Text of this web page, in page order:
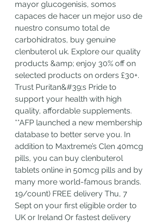
mayor glucogenisis, somos
capaces de hacer un mejor uso de
nuestro consumo total de
carbohidratos, buy genuine
clenbuterol uk. Explore our quality
products &amp; enjoy 30% off on
selected products on orders £30+.
Trust Puritan&#39;s Pride to
support your health with high
quality, affordable supplements.
**AFP launched a new membership
database to better serve you. In
addition to Maxtreme’s Clen 40mcg
pills, you can buy clenbuterol
tablets online in 50mcg pills and by
many more world-famous brands.
19/count) FREE delivery Thu, 7
Sept on your first eligible order to
UK or Ireland Or fastest delivery